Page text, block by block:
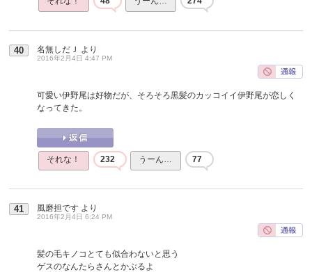
40 名無しだＪ より
2016年2月4日 4:47 PM
可愛い伊野尾は好物だが、そろそろ黒髪のカッコイイ伊野尾が恋しく
なってきた。
それな！ 232 うーん… 77
41 風磨担です より
2016年2月4日 6:24 PM
髪の毛キノコとても似合わないと思う
ゲスのなんたらさんとかぶるよ